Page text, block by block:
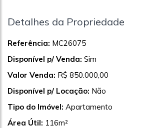
Detalhes da Propriedade
Referência: MC26075
Disponível p/ Venda: Sim
Valor Venda: R$ 850.000,00
Disponível p/ Locação: Não
Tipo do Imóvel: Apartamento
Área Útil: 116m²